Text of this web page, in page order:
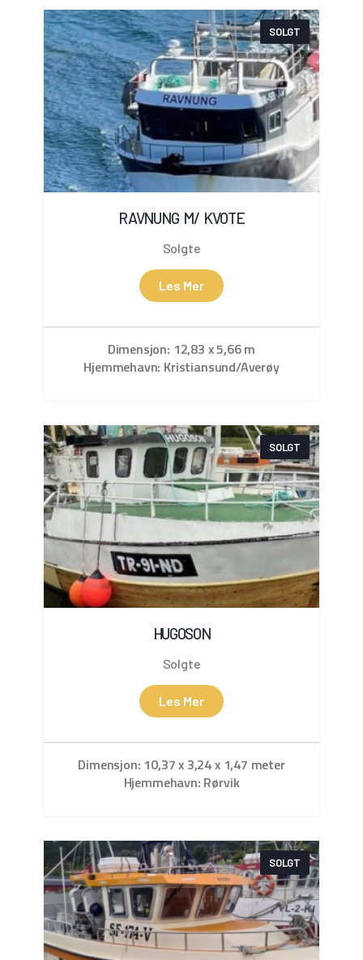
SOLGT
RAVNUNG M/ KVOTE
Solgte
Les Mer
Dimensjon: 12,83 x 5,66 m
Hjemmehavn: Kristiansund/Averøy
SOLGT
HUGOSON
Solgte
Les Mer
Dimensjon: 10,37 x 3,24 x 1,47 meter
Hjemmehavn: Rørvik
SOLGT